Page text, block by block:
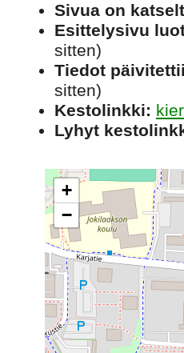
Sivua on
Esittelysivu
sitten)
Tiedot
sitten)
Kestolinkki:
Lyhyt
+
−